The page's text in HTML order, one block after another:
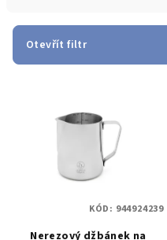
r
Otevřít filtr
Nerezový džbánek na
KÓD: 944924239